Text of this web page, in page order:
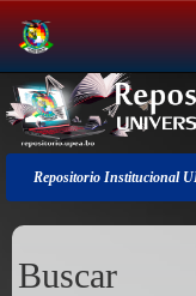
Salir
de
la
navegación
Repositorio Institucional
Buscar